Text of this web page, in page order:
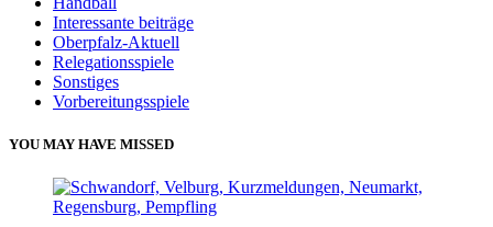
Interessante beiträge
Oberpfalz-Aktuell
Relegationsspiele
Sonstiges
Vorbereitungsspiele
YOU MAY HAVE MISSED